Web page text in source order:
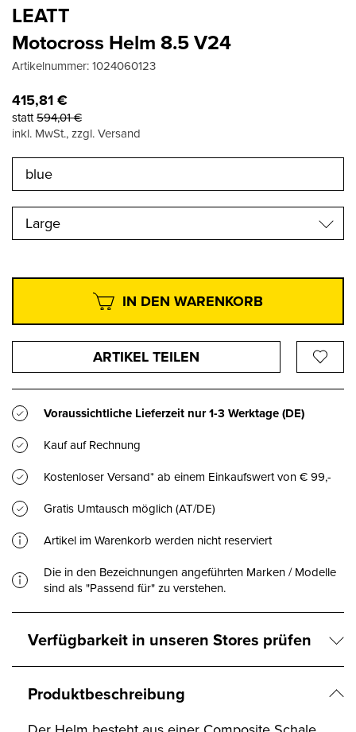
LEATT
Motocross Helm 8.5 V24
Artikelnummer:1024060123
415,81€
statt594,01€
inkl. MwSt., zzgl. Versand
Large
IN DEN WARENKORB
ARTIKEL TEILEN
Voraussichtliche Lieferzeit nur1-3 Werktage(DE)
Kauf auf Rechnung
Kostenloser Versand* ab einem Einkaufswert von € 99,-
Gratis Umtausch möglich (AT/DE)
Artikel im Warenkorb werden nicht reserviert
Die in den Bezeichnungen angeführten Marken / Modelle
sind als "Passend für" zu verstehen.
Verfügbarkeit in unseren Stores prüfen
Produktbeschreibung